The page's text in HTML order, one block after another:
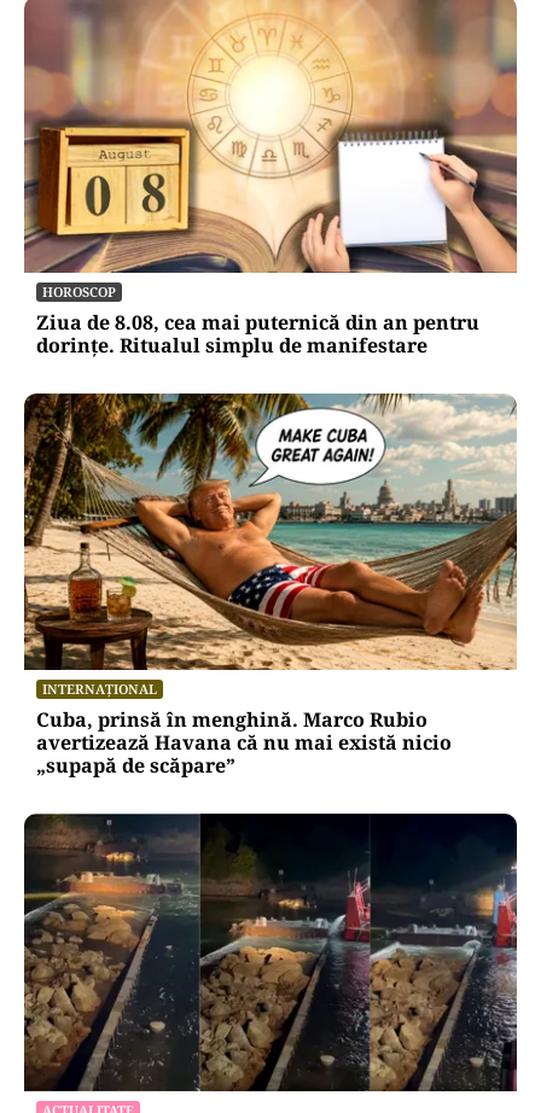
HOROSCOP
Ziua de 8.08, cea mai puternică din an pentru
dorințe. Ritualul simplu de manifestare
INTERNAȚIONAL
Cuba, prinsă în menghină. Marco Rubio
avertizează Havana că nu mai există nicio
„supapă de scăpare”